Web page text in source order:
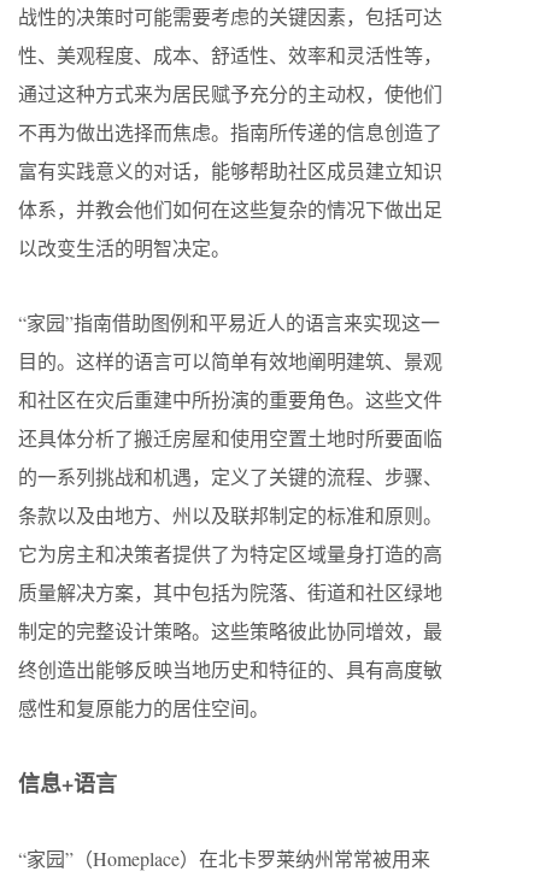
战性的决策时可能需要考虑的关键因素，包括可达
性、美观程度、成本、舒适性、效率和灵活性等，
通过这种方式来为居民赋予充分的主动权，使他们
不再为做出选择而焦虑。指南所传递的信息创造了
富有实践意义的对话，能够帮助社区成员建立知识
体系，并教会他们如何在这些复杂的情况下做出足
以改变生活的明智决定。
“家园”指南借助图例和平易近人的语言来实现这一
目的。这样的语言可以简单有效地阐明建筑、景观
和社区在灾后重建中所扮演的重要角色。这些文件
还具体分析了搬迁房屋和使用空置土地时所要面临
的一系列挑战和机遇，定义了关键的流程、步骤、
条款以及由地方、州以及联邦制定的标准和原则。
它为房主和决策者提供了为特定区域量身打造的高
质量解决方案，其中包括为院落、街道和社区绿地
制定的完整设计策略。这些策略彼此协同增效，最
终创造出能够反映当地历史和特征的、具有高度敏
感性和复原能力的居住空间。
信息+语言
“家园”（Homeplace）在北卡罗莱纳州常常被用来